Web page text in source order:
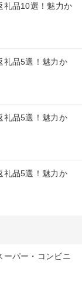
礼品10選！魅力か
礼品5選！魅力か
礼品5選！魅力か
礼品5選！魅力か
ーパー・コンビニ